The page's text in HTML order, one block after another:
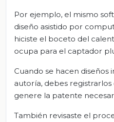
Por ejemplo, el mismo
diseño asistido por
hiciste el boceto del
ocupa para el captador
Cuando se hacen diseños
autoría, debes registrarlos
genere la patente
También revisaste el